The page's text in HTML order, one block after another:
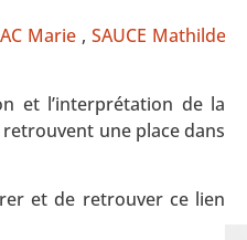
Marie, SAUCE Mathilde
et l’interprétation de la
une place dans
et de retrouver ce lien